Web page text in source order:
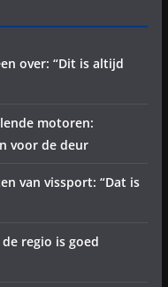
over: “Dit is altijd
motoren:
voor de deur
van vissport: “Dat is
regio is goed